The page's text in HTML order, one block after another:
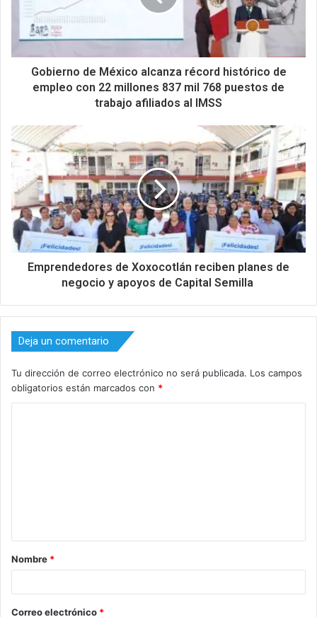
Gobierno de México alcanza récord histórico de
empleo con 22 millones 837 mil 768 puestos de
trabajo afiliados al IMSS
Emprendedores de Xoxocotlán reciben planes de
negocio y apoyos de Capital Semilla
Deja un comentario
Tu dirección de correo electrónico no será publicada. Los campos
obligatorios están marcados con *
a
r
Nombre *
Correo electrónico *